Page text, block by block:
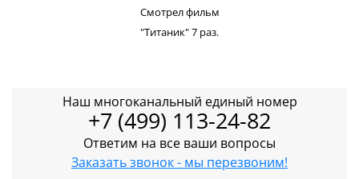
Смотрел фильм
"Титаник" 7 раз.
Наш многоканальный единый номер
+7 (499) 113-24-82
Ответим на все ваши вопросы
Заказать звонок - мы перезвоним!